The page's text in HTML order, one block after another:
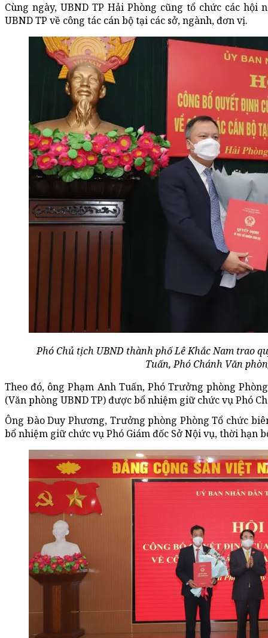
Cùng ngày, UBND TP Hải Phòng cũng tổ chức các hội
UBND TP về công tác cán bộ tại các sở, ngành, đơn vị.
Phó Chủ tịch UBND thành phố Lê Khắc Nam trao
Tuấn, Phó Chánh Văn
Theo đó, ông Phạm Anh Tuấn, Phó Trưởng phòng
(Văn phòng UBND TP) được bổ nhiệm giữ chức vụ Phó
Ông Đào Duy Phương, Trưởng phòng Phòng Tổ chức
bổ nhiệm giữ chức vụ Phó Giám đốc Sở Nội vụ, thời hạn